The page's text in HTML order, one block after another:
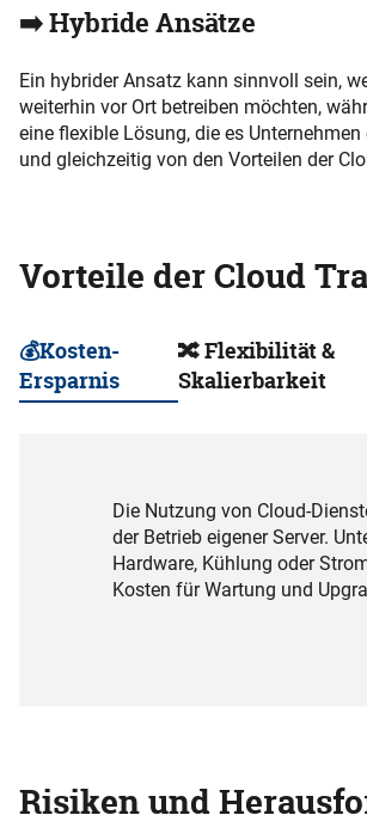
➡️ Hybride Ansätze
Ein hybrider Ansatz kann sinnvoll sein,
weiterhin vor Ort betreiben möchten,
eine flexible Lösung, die es
und gleichzeitig von den Vorteilen der
Vorteile der Cloud
💰Kosten-
Ersparnis
🔀 Flexibilität &
Skalierbarkeit
Die Nutzung von Cloud-
der Betrieb eigener Server.
Hardware, Kühlung oder
Kosten für Wartung und
Risiken und